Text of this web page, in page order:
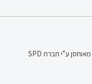
מאוחסן ע”י חברת SPD